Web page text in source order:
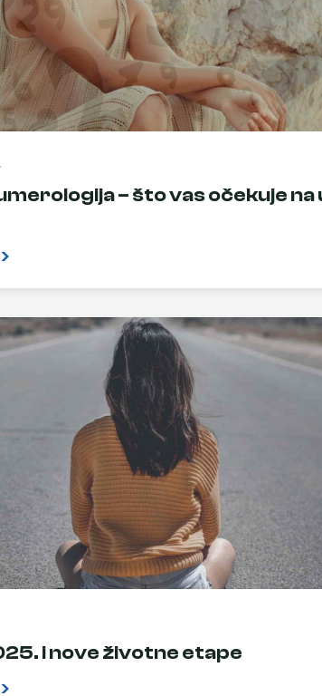
– što vas očekuje na
i nove životne etape